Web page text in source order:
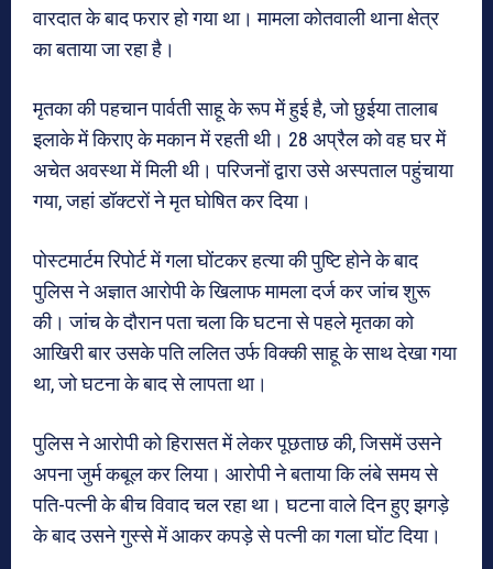
वारदात के बाद फरार हो गया था। मामला कोतवाली थाना क्षेत्र
का बताया जा रहा है।
मृतका की पहचान पार्वती साहू के रूप में हुई है, जो छुईया तालाब
इलाके में किराए के मकान में रहती थी। 28 अप्रैल को वह घर में
अचेत अवस्था में मिली थी। परिजनों द्वारा उसे अस्पताल पहुंचाया
गया, जहां डॉक्टरों ने मृत घोषित कर दिया।
पोस्टमार्टम रिपोर्ट में गला घोंटकर हत्या की पुष्टि होने के बाद
पुलिस ने अज्ञात आरोपी के खिलाफ मामला दर्ज कर जांच शुरू
की। जांच के दौरान पता चला कि घटना से पहले मृतका को
आखिरी बार उसके पति ललित उर्फ विक्की साहू के साथ देखा गया
था, जो घटना के बाद से लापता था।
पुलिस ने आरोपी को हिरासत में लेकर पूछताछ की, जिसमें उसने
अपना जुर्म कबूल कर लिया। आरोपी ने बताया कि लंबे समय से
पति-पत्नी के बीच विवाद चल रहा था। घटना वाले दिन हुए झगड़े
के बाद उसने गुस्से में आकर कपड़े से पत्नी का गला घोंट दिया।